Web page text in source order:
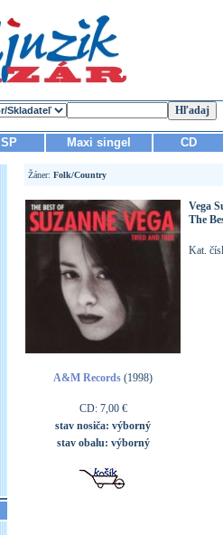
SP Maxi singel CD
Žáner: Folk/Country
A&M Records (1998)
CD: 7,00 €
stav nosiča: výborný
stav obalu: výborný
Vega
The
Kat.